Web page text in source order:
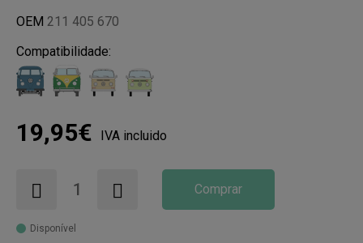
OEM 211 405 670
Compatibilidade:
19,95€ IVA incluido
Comprar
Disponível